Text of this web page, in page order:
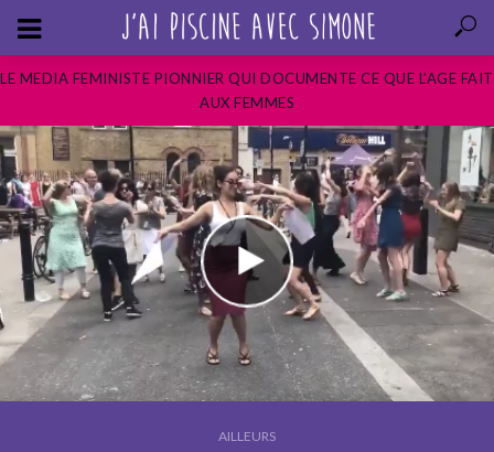
LE MEDIA FEMINISTE PIONNIER QUI DOCUMENTE CE QUE L’AGE FAIT
AUX FEMMES
AILLEURS